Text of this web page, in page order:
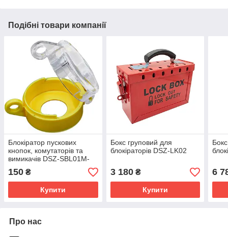
Подібні товари компанії
Блокіратор пускових
кнопок, комутаторів та
вимикачів DSZ-SBL01M-
D25
150 ₴
Купити
Бокс груповий для
блокіраторів DSZ-LK02
3 180₴
Купити
6
Про нас